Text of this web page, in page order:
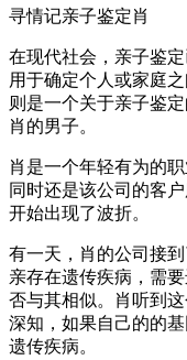
寻情记亲子鉴定肖
在现代社会，亲子鉴
用于确定个人或家庭
则是一个关于亲子鉴
肖的男子。
肖是一个年轻有为的
同时还是该公司的客
开始出现了波折。
有一天，肖的公司接
亲存在遗传疾病，需
否与其相似。肖听到
深知，如果自己的的
遗传疾病。